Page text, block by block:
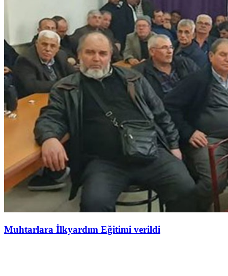
Muhtarlara İlkyardım Eğitimi verildi